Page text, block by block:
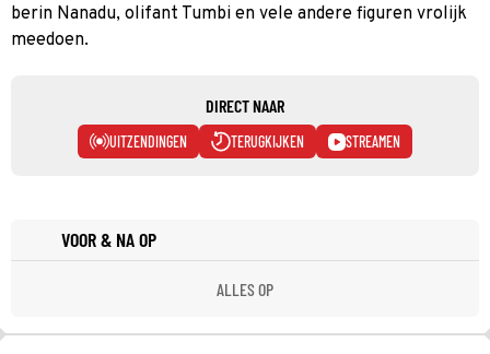
berin Nanadu, olifant Tumbi en vele andere figuren vrolijk
meedoen.
DIRECT NAAR
UITZENDINGEN TERUGKIJKEN STREAMEN
VOOR & NA OP
ALLES OP